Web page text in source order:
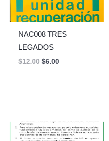
NAC008 TRES
LEGADOS
$12.00 $6.00